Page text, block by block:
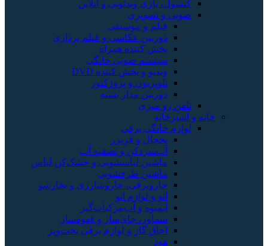
کنسول، بازی‌ ویدئویی و آنلاین
صوتی و تصویری
فیلم و موسیقی
دوربین عکاسی و فیلم برداری
پخش کننده همراه
سیستم صوتی خانگی
ویدیو و پخش کننده DVD
تلویزیون و پروژکتور
دوربین مدار بسته
تلفن رو میزی
خانه و آشپزخانه
لوازم خانگی برقی
یخچال و فریزر
آب‌سردکن و تصفیه آب
ماشین لباسشویی و خشک‌کن لباس
ماشین ظرفشویی
جاروبرقی، جاروشارژی و بخارشو
اتو و لوازم اتو
آبمیوه و آب‌مرکبات‌گیر
سماور، چای‌ساز و قهوه‌ساز
اجاق گاز و لوازم برقی پخت‌وپز
هود